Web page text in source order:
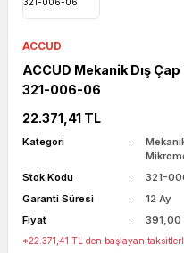
ACCUD
ACCUD Mekanik Dış
321-006-06
22.371,41 TL
Kategori
Stok Kodu
321-
Garanti Süresi
12 Ay
Fiyat
391,00
*22.371,41 TL den başlayan